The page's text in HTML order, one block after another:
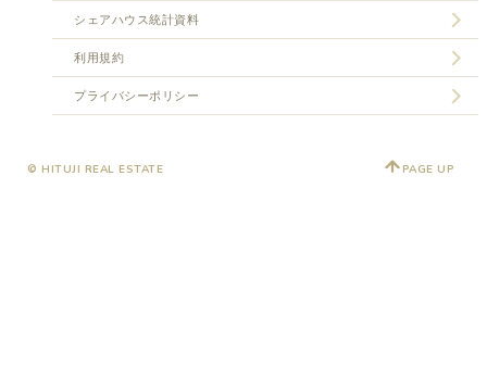
シェアハウス統計資料
利用規約
プライバシーポリシー
© HITUJI REAL ESTATE PAGE UP